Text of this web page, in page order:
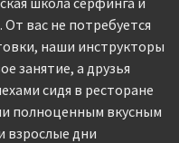
вас не потребуется
наши инструкторы
занятие, а друзья
сидя в ресторане
полноценным вкусным
взрослые дни